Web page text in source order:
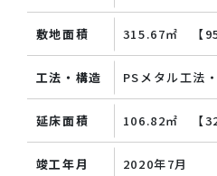
敷地面積 315.67㎡ 【
工法・構造 PSメタル工法
延床面積 106.82㎡ 【
竣工年月 2020年7月